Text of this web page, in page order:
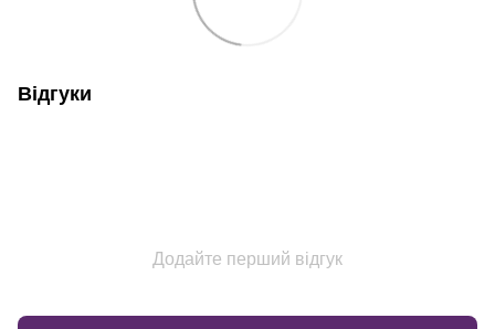
Відгуки
Додайте перший відгук